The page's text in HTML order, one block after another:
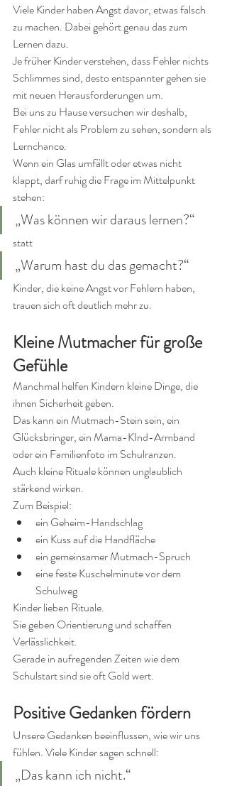
Viele Kinder haben Angst davor, etwas falsch
zu machen. Dabei gehört genau das zum
Lernen dazu.
Je früher Kinder verstehen, dass Fehler nichts
Schlimmes sind, desto entspannter gehen sie
mit neuen Herausforderungen um.
Bei uns zu Hause versuchen wir deshalb,
Fehler nicht als Problem zu sehen, sondern als
Lernchance.
Wenn ein Glas umfällt oder etwas nicht
klappt, darf ruhig die Frage im Mittelpunkt
stehen:
„Was können wir daraus lernen?“
statt
„Warum hast du das gemacht?“
Kinder, die keine Angst vor Fehlern haben,
trauen sich oft deutlich mehr zu.
Kleine Mutmacher für große
Gefühle
Manchmal helfen Kindern kleine Dinge, die
ihnen Sicherheit geben.
Das kann ein Mutmach-Stein sein, ein
Glücksbringer, ein Mama-KInd-Armband
oder ein Familienfoto im Schulranzen.
Auch kleine Rituale können unglaublich
stärkend wirken.
Zum Beispiel:
ein Geheim-Handschlag
ein Kuss auf die Handfläche
ein gemeinsamer Mutmach-Spruch
eine feste Kuschelminute vor dem
Schulweg
Kinder lieben Rituale.
Sie geben Orientierung und schaffen
Verlässlichkeit.
Gerade in aufregenden Zeiten wie dem
Schulstart sind sie oft Gold wert.
Positive Gedanken fördern
Unsere Gedanken beeinflussen, wie wir uns
fühlen. Viele Kinder sagen schnell:
„Das kann ich nicht.“